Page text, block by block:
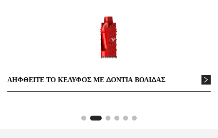
ΛΗΦΘΕΙΤΕ ΤΟ ΚΕΛΥΦΟΣ ΜΕ ΔΟΝΤΙΑ ΒΟΛΙΔΑΣ